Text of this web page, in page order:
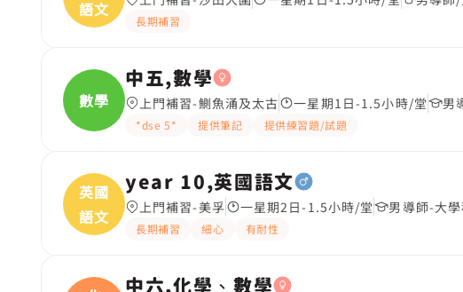
語文
長期補習
數學
中五,數學
上門補習-鰂魚涌及太古 一星期1日-1.5小時/堂 男
*dse 5* 提供筆記 提供練習題/試題
英國
語文
year 10,英國語文
上門補習-美孚 一星期2日-1.5小時/堂 男導師-大
長期補習 細心 有耐性
中六,化學、數學